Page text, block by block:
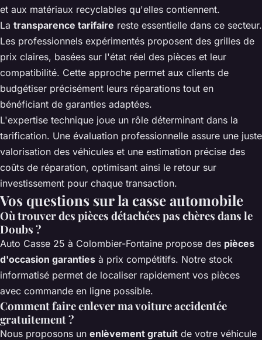
et aux matériaux recyclables qu'elles contiennent.
La transparence tarifaire reste essentielle dans ce secteur.
Les professionnels expérimentés proposent des grilles de
prix claires, basées sur l'état réel des pièces et leur
compatibilité. Cette approche permet aux clients de
budgétiser précisément leurs réparations tout en
bénéficiant de garanties adaptées.
L'expertise technique joue un rôle déterminant dans la
tarification. Une évaluation professionnelle assure une juste
valorisation des véhicules et une estimation précise des
coûts de réparation, optimisant ainsi le retour sur
investissement pour chaque transaction.
Vos questions sur la casse automobile
Où trouver des pièces détachées pas chères dans le
Doubs ?
Auto Casse 25 à Colombier-Fontaine propose des pièces
d'occasion garanties à prix compétitifs. Notre stock
informatisé permet de localiser rapidement vos pièces
avec commande en ligne possible.
Comment faire enlever ma voiture accidentée
gratuitement ?
Nous proposons un enlèvement gratuit de votre véhicule